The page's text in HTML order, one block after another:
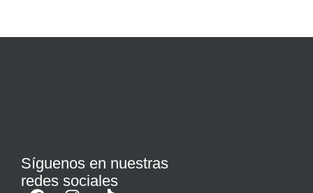
Síguenos en nuestras
redes sociales